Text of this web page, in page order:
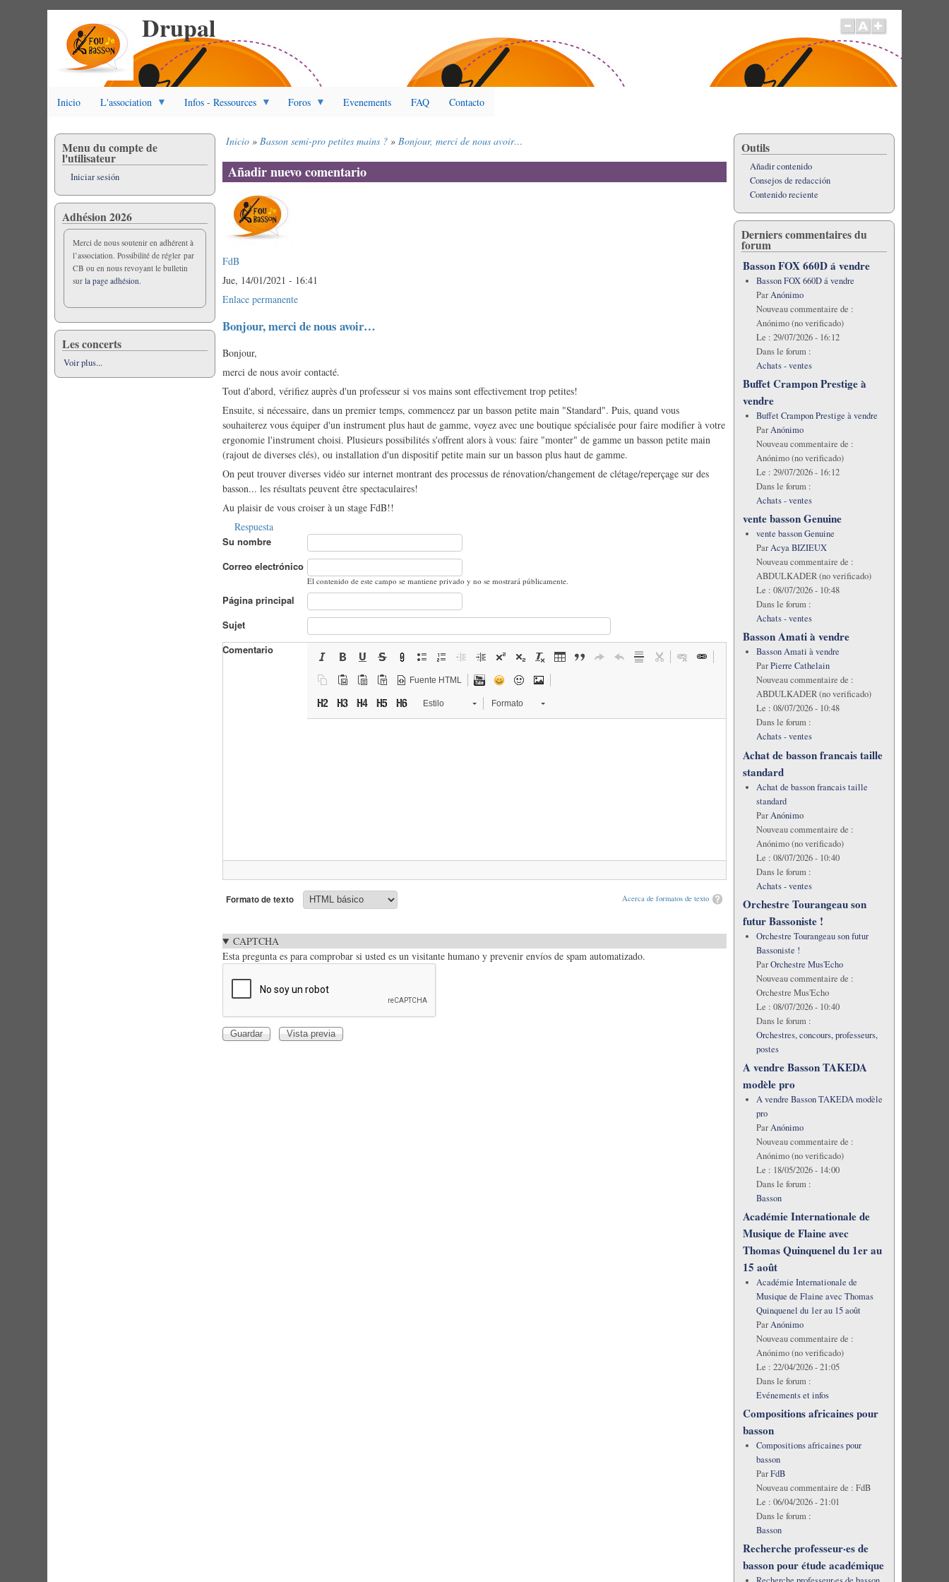
Drupal
Inicio L'association Infos - Ressources Foros Evenements FAQ Contacto
enlaces
de
ayuda
a
la
navegación
Inicio Basson semi-pro petites mains ? Bonjour, merci de nous avoir…
Añadir nuevo comentario
FdB
Jue, 14/01/2021 - 16:41
Enlace permanente
Bonjour, merci de nous avoir…
Bonjour,
merci de nous avoir contacté.
Tout d'abord, vérifiez auprès d'un professeur si vos mains sont effectivement trop petites!
Ensuite, si nécessaire, dans un premier temps, commencez par un basson petite main "Standard". Puis, quand vous
souhaiterez vous équiper d'un instrument plus haut de gamme, voyez avec une boutique spécialisée pour faire modifier à votre
ergonomie l'instrument choisi. Plusieurs possibilités s'offrent alors à vous: faire "monter" de gamme un basson petite main
(rajout de diverses clés), ou installation d'un dispositif petite main sur un basson plus haut de gamme.
On peut trouver diverses vidéo sur internet montrant des processus de rénovation/changement de clétage/reperçage sur des
basson... les résultats peuvent être spectaculaires!
Au plaisir de vous croiser à un stage FdB!!
Respuesta
Su nombre
Correo electrónico
El contenido de este campo se mantiene privado y no se mostrará públicamente.
Página principal
Sujet
Comentario
Fuente HTML
Estilo Formato
Acerca de formatos de texto
Formato de texto
CAPTCHA
Esta pregunta es para comprobar si usted es un visitante humano y prevenir envíos de spam automatizado.
Menu du compte de
l'utilisateur
Iniciar sesión
Adhésion 2026
Merci de nous soutenir en adhérent à
l’association. Possibilité de régler par
CB ou en nous revoyant le bulletin
surla page adhésion.
Les concerts
Voir plus...
Outils
Añadir contenido
Consejos de redacción
Contenido reciente
Derniers commentaires du
forum
Basson FOX 660D á vendre
Basson FOX 660D á vendre
ParAnónimo
Nouveau commentaire de :
Anónimo (no verificado)
Le : 29/07/2026 - 16:12
Dans le forum :
Achats - ventes
Buffet Crampon Prestige à
vendre
Buffet Crampon Prestige à vendre
ParAnónimo
Nouveau commentaire de :
Anónimo (no verificado)
Le : 29/07/2026 - 16:12
Dans le forum :
Achats - ventes
vente basson Genuine
vente basson Genuine
ParAcya BIZIEUX
Nouveau commentaire de :
ABDULKADER (no verificado)
Le : 08/07/2026 - 10:48
Dans le forum :
Achats - ventes
Basson Amati à vendre
Basson Amati à vendre
ParPierre Cathelain
Nouveau commentaire de :
ABDULKADER (no verificado)
Le : 08/07/2026 - 10:48
Dans le forum :
Achats - ventes
Achat de basson francais taille
standard
Achat de basson francais taille
standard
ParAnónimo
Nouveau commentaire de :
Anónimo (no verificado)
Le : 08/07/2026 - 10:40
Dans le forum :
Achats - ventes
Orchestre Tourangeau son
futur Bassoniste !
Orchestre Tourangeau son futur
Bassoniste !
ParOrchestre Mus'Echo
Nouveau commentaire de :
Orchestre Mus'Echo
Le : 08/07/2026 - 10:40
Dans le forum :
Orchestres, concours, professeurs,
postes
A vendre Basson TAKEDA
modèle pro
A vendre Basson TAKEDA modèle
pro
ParAnónimo
Nouveau commentaire de :
Anónimo (no verificado)
Le : 18/05/2026 - 14:00
Dans le forum :
Basson
Académie Internationale de
Musique de Flaine avec
Thomas Quinquenel du 1er au
15 août
Académie Internationale de
Musique de Flaine avec Thomas
Quinquenel du 1er au 15 août
ParAnónimo
Nouveau commentaire de :
Anónimo (no verificado)
Le : 22/04/2026 - 21:05
Dans le forum :
Evénements et infos
Compositions africaines pour
basson
Compositions africaines pour
basson
ParFdB
Nouveau commentaire de : FdB
Le : 06/04/2026 - 21:01
Dans le forum :
Basson
Recherche professeur·es de
basson pour étude académique